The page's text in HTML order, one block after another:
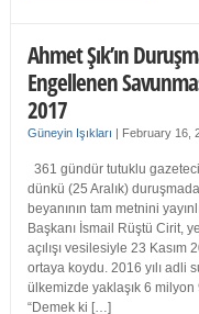
Ahmet Şık’ın
Engellenen
2017
Güneyin Işıkları | February 16,
361 gündür tutuklu gazeteci
dünkü (25 Aralık)
beyanının tam metnini
Başkanı İsmail Rüştü Cirit,
açılışı vesilesiyle 23 Kasım
ortaya koydu. 2016 yılı adli
ülkemizde yaklaşık 6
“Demek ki […]